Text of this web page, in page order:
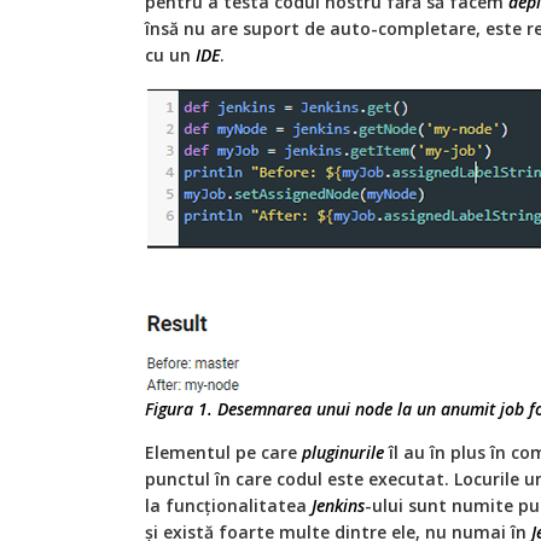
însă nu are suport de auto-completare, este
cu un IDE.
Figura 1. Desemnarea unui node la un anumit job
Elementul pe care pluginurileîl au în plus în
punctul în care codul este executat. Locurile
la funcționalitatea Jenkins-ului sunt numite
și există foarte multe dintre ele, nu numai în